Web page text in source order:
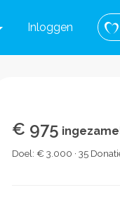
Inloggen
€ 975
Doel: € 3.000 · 35